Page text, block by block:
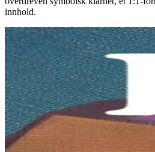
innhold.